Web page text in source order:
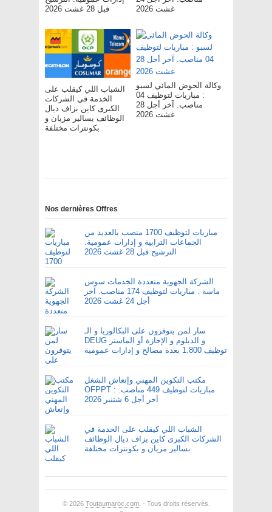
قبل 28 غشت 2026
غشت 2026
الشباب اللي كيقلب على
الخدمة في الشركات
الكبرى كاين بزاف ديال
الوظائف بسالير مزيان و
بكونترات مختلفة
وكالة الحوض المائي لسبو
: مباريات لتوظيف 04
مناصب. آخر أجل 28
غشت 2026
Nos dernières Offres
مباريات لتوظيف 1700 منصب بالعديد من
الجماعات الترابية و إدارات عمومية.
الترشيح قبل 28 غشت 2026
الشركة الجهوية متعددة الخدمات سوس
ماسة : مباريات لتوظيف 174 مناصب. آخر
أجل 24 غشت 2026
سار لمن يتوفرون على البكالوريا و الـ
DEUG و الدبلوم و الإجازة أو الماستر
توظيف 1.800 بعدة مصالح و إدارات عمومية
مكتب التكوين المهني وإنعاش الشغل
OFPPT : مباريات لتوظيف 449 مناصب.
آخر أجل 6 شتنبر 2026
الشباب اللي كيقلب على الخدمة في
الشركات الكبرى كاين بزاف ديال الوظائف
بسالير مزيان و بكونترات مختلفة
© 2026 Toutaumaroc.com. - Tous droits réservés.